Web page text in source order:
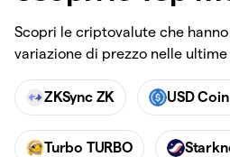
Scopri le criptovalute che
variazione di prezzo nelle
ZKSync ZK USD
Turbo TURBO